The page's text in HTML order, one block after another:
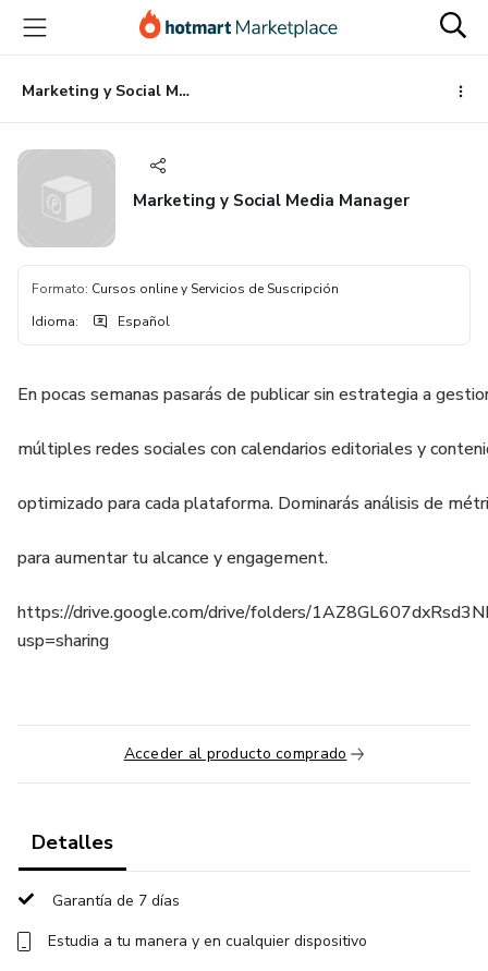
principal
página
de
página
Marketing y Social Media Manager
Marketing y Social Media Manager
Formato: Cursos online y Servicios de Suscripción
Idioma: Español
En pocas semanas pasarás de publicar sin estrategia a
múltiples redes sociales con calendarios editoriales y
optimizado para cada plataforma. Dominarás análisis de
para aumentar tu alcance y engagement.
https://drive.google.com/drive/folders/
usp=sharing
Acceder al producto comprado
Detalles
Garantía de 7 días
Estudia a tu manera y en cualquier dispositivo